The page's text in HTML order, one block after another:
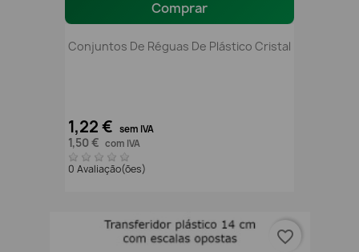
Comprar
Conjuntos De Réguas De Plástico Cristal
1,22 € sem IVA
1,50 € com IVA
0 Avaliação(ões)
favorite_border